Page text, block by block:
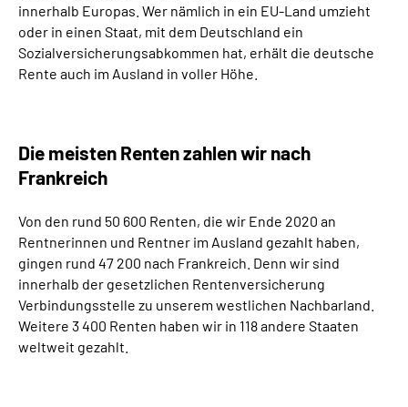
innerhalb Europas. Wer nämlich in ein EU-Land umzieht
oder in einen Staat, mit dem Deutschland ein
Sozialversicherungsabkommen hat, erhält die deutsche
Rente auch im Ausland in voller Höhe.
Die meisten Renten zahlen wir nach
Frankreich
Von den rund 50 600 Renten, die wir Ende 2020 an
Rentnerinnen und Rentner im Ausland gezahlt haben,
gingen rund 47 200 nach Frankreich. Denn wir sind
innerhalb der gesetzlichen Rentenversicherung
Verbindungsstelle zu unserem westlichen Nachbarland.
Weitere 3 400 Renten haben wir in 118 andere Staaten
weltweit gezahlt.